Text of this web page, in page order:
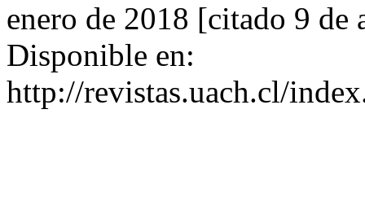
enero de 2018 [citado 9
Disponible en:
http://revistas.uach.cl/